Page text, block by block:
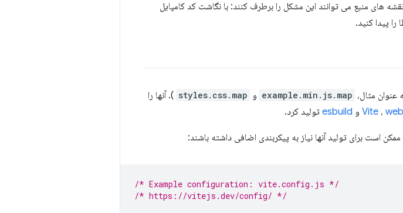
های منبع می توانند این مشکل را برطرف کنند: با نگاشت کد کامپایل
پیدا کنید.
مثال، example.min.js.map و styles.css.map ). آنها را
Vite ، و esbuild تولید کرد.
است برای تولید آنها نیاز به پیکربندی اضافی داشته باشند:
/* Example configuration: vite.config.js */
/* https://vitejs.dev/config/ */